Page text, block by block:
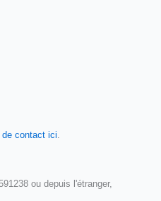
de contact ici
ou depuis l'étranger,